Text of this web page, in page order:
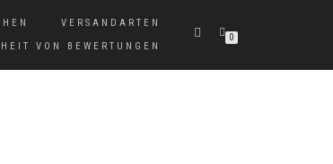
VERSANDARTEN
VON BEWERTUNGEN
0